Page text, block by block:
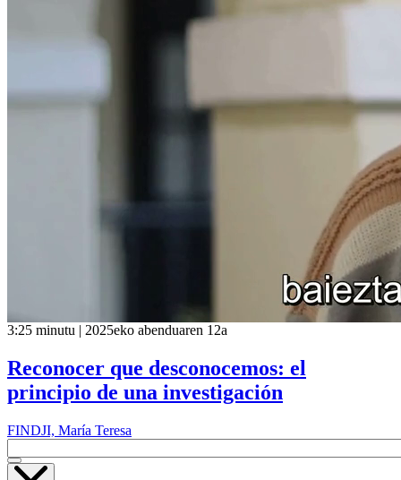
3:25 minutu | 2025eko abenduaren 12a
Reconocer que desconocemos: el
principio de una investigación
FINDJI, María Teresa